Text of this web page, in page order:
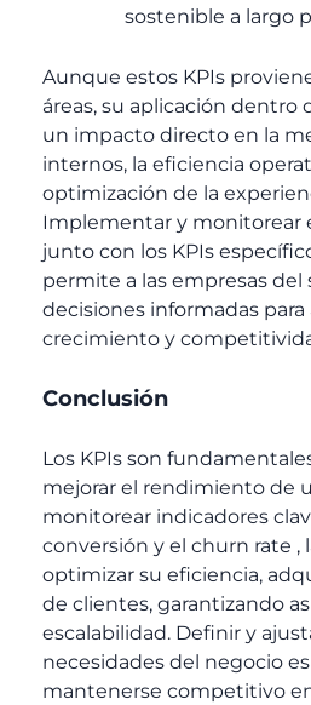
sostenible a largo
Aunque estos KPIs
áreas, su aplicación dentro
un impacto directo en la
internos, la eficiencia
optimización de la
Implementar y monitorear
junto con los KPIs
permite a las empresas
decisiones informadas para
crecimiento y
Conclusión
Los KPIs son
mejorar el rendimiento de
monitorear indicadores
conversión y el churn rate
optimizar su eficiencia,
de clientes, garantizando
escalabilidad. Definir y
necesidades del negocio
mantenerse competitivo